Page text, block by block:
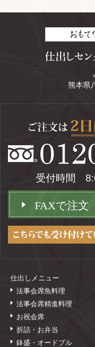
熊本県
受付時間
FAXで注文
仕出しメニュー
法事会席魚料理
法事会席精進料理
お祝会席
折詰・お弁当
鉢盛・オードブル